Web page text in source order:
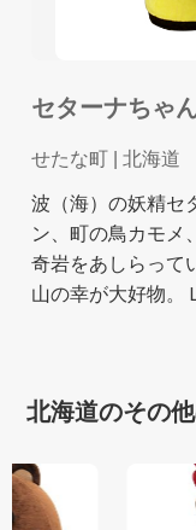
セターナちゃ
せたな町 | 北海道
波（海）の妖精セ
ン、町の鳥カモメ
奇岩をあしらって
山の幸が大好物。
北海道のその